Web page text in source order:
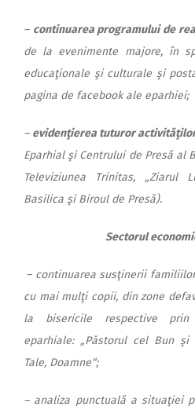
– continuarea programului de
de la evenimente majore, în
educaţionale şi culturale şi
pagina de facebook ale eparhiei;
– evidenţierea tuturor
Eparhial şi Centrului de Presă al
Televiziunea Trinitas, „Ziarul
Basilica şi Biroul de Presă).
Sectorul
– continuarea susţinerii
cu mai mulţi copii, din zone
la bisericile respective prin
eparhiale: „Păstorul cel Bun şi
Tale, Doamne“;
– analiza punctuală a situaţiei